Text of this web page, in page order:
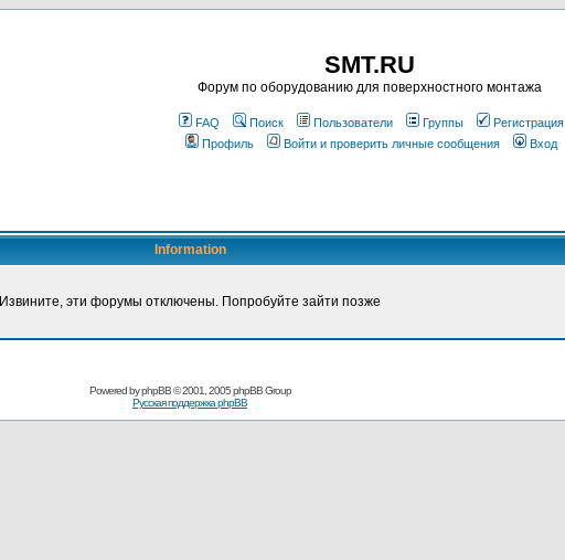
SMT.RU
Форум по оборудованию для поверхностного монтажа
FAQ Поиск Пользователи Группы
Регистрация
Профиль
Войти и проверить личные сообщения Вход
Information
Извините, эти форумы отключены. Попробуйте зайти позже
Powered byphpBB© 2001, 2005 phpBB Group
Русская поддержка phpBB